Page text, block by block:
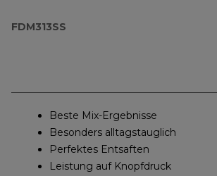
FDM313SS
Beste Mix-Ergebnisse
Besonders alltagstauglich
Perfektes Entsaften
Leistung auf Knopfdruck